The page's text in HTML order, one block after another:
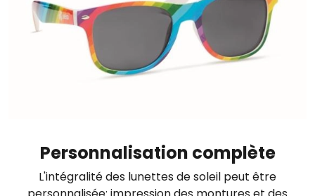
Personnalisation complète
L'intégralité des lunettes de soleil peut être